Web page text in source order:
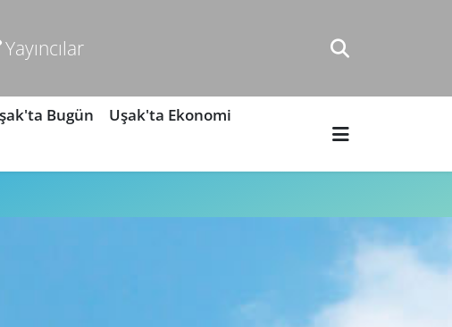
Yayıncılar
Bugün
Uşak'ta Ekonomi